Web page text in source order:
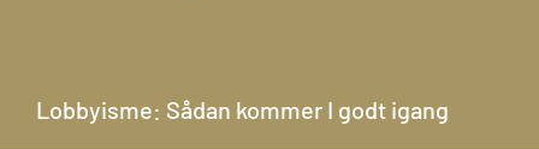
Lobbyisme: Sådan kommer I godt igang